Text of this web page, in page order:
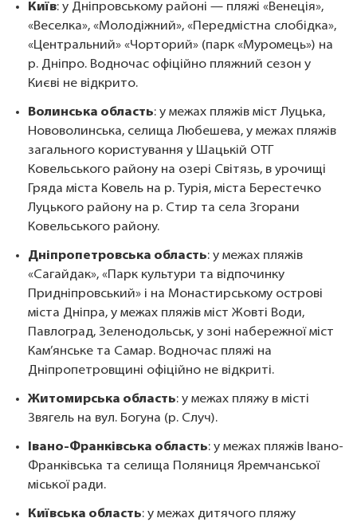
Київ: у Дніпровському районі — пляжі «Венеція»,
«Веселка», «Молодіжний», «Передмістна слобідка»,
«Центральний» «Чорторий» (парк «Муромець») на
р. Дніпро. Водночас офіційно пляжний сезон у
Києві не відкрито.
Волинська область: у межах пляжів міст Луцька,
Нововолинська, селища Любешева, у межах пляжів
загального користування у Шацькій ОТГ
Ковельського району на озері Світязь, в урочищі
Гряда міста Ковель на р. Турія, міста Берестечко
Луцького району на р. Стир та села Згорани
Ковельського району.
Дніпропетровська область: у межах пляжів
«Сагайдак», «Парк культури та відпочинку
Придніпровський» і на Монастирському острові
міста Дніпра, у межах пляжів міст Жовті Води,
Павлоград, Зеленодольськ, у зоні набережної міст
Кам’янське та Самар. Водночас пляжі на
Дніпропетровщині офіційно не відкриті.
Житомирська область: у межах пляжу в місті
Звягель на вул. Богуна (р. Случ).
Івано-Франківська область: у межах пляжів Івано-
Франківська та селища Поляниця Яремчанської
міської ради.
Київська область: у межах дитячого пляжу